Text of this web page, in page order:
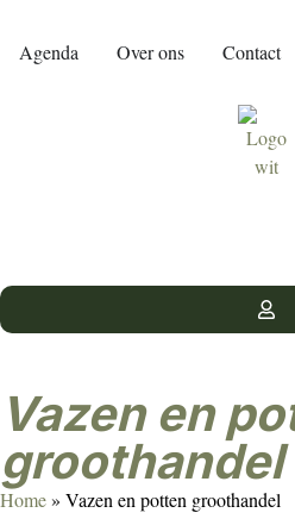
Agenda Over ons Contact
Vazen en
groothandel
Home» Vazen en potten groothandel